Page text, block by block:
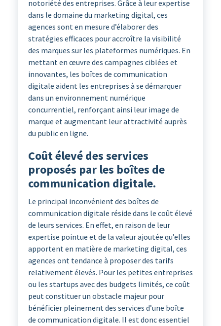
notoriété des entreprises. Grâce à leur expertise
dans le domaine du marketing digital, ces
agences sont en mesure d’élaborer des
stratégies efficaces pour accroître la visibilité
des marques sur les plateformes numériques. En
mettant en œuvre des campagnes ciblées et
innovantes, les boîtes de communication
digitale aident les entreprises à se démarquer
dans un environnement numérique
concurrentiel, renforçant ainsi leur image de
marque et augmentant leur attractivité auprès
du public en ligne.
Coût élevé des services
proposés par les boîtes de
communication digitale.
Le principal inconvénient des boîtes de
communication digitale réside dans le coût élevé
de leurs services. En effet, en raison de leur
expertise pointue et de la valeur ajoutée qu’elles
apportent en matière de marketing digital, ces
agences ont tendance à proposer des tarifs
relativement élevés. Pour les petites entreprises
ou les startups avec des budgets limités, ce coût
peut constituer un obstacle majeur pour
bénéficier pleinement des services d’une boîte
de communication digitale. Il est donc essentiel